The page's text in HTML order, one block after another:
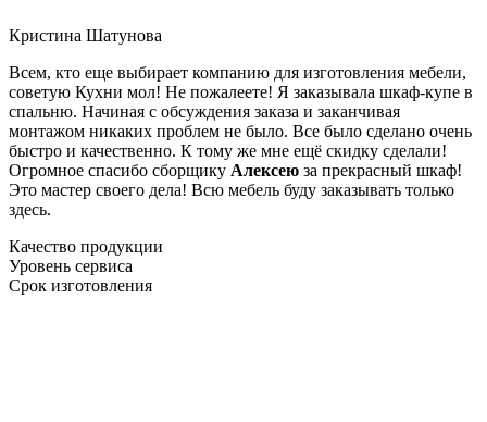
Кристина Шатунова
Всем, кто еще выбирает компанию для изготовления мебели,
советую Кухни мол! Не пожалеете! Я заказывала шкаф-купе в
спальню. Начиная с обсуждения заказа и заканчивая
монтажом никаких проблем не было. Все было сделано очень
быстро и качественно. К тому же мне ещё скидку сделали!
Огромное спасибо сборщику Алексею за прекрасный шкаф!
Это мастер своего дела! Всю мебель буду заказывать только
здесь.
Качество продукции
Уровень сервиса
Срок изготовления